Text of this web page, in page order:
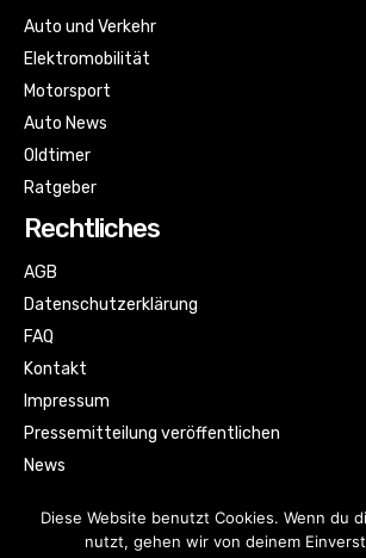
Auto und Verkehr
Elektromobilität
Motorsport
Auto News
Oldtimer
Ratgeber
Rechtliches
AGB
Datenschutzerklärung
FAQ
Kontakt
Impressum
Pressemitteilung veröffentlichen
News
Diese Website benutzt Cookies. Wenn du
nutzt, gehen wir von deinem